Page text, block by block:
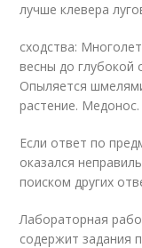
лучше клевера
сходства:
весны до глубокой
Опыляется
растение. Медонос.
Если ответ по
оказался
поиском других
Лабораторная
содержит задания